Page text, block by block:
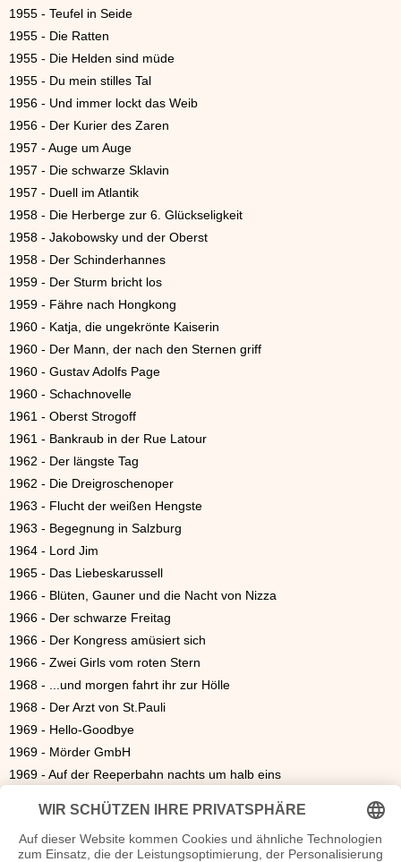
1955 - Teufel in Seide
1955 - Die Ratten
1955 - Die Helden sind müde
1955 - Du mein stilles Tal
1956 - Und immer lockt das Weib
1956 - Der Kurier des Zaren
1957 - Auge um Auge
1957 - Die schwarze Sklavin
1957 - Duell im Atlantik
1958 - Die Herberge zur 6. Glückseligkeit
1958 - Jakobowsky und der Oberst
1958 - Der Schinderhannes
1959 - Der Sturm bricht los
1959 - Fähre nach Hongkong
1960 - Katja, die ungekrönte Kaiserin
1960 - Der Mann, der nach den Sternen griff
1960 - Gustav Adolfs Page
1960 - Schachnovelle
1961 - Oberst Strogoff
1961 - Bankraub in der Rue Latour
1962 - Der längste Tag
1962 - Die Dreigroschenoper
1963 - Flucht der weißen Hengste
1963 - Begegnung in Salzburg
1964 - Lord Jim
1965 - Das Liebeskarussell
1966 - Blüten, Gauner und die Nacht von Nizza
1966 - Der schwarze Freitag
1966 - Der Kongress amüsiert sich
1966 - Zwei Girls vom roten Stern
1968 - ...und morgen fahrt ihr zur Hölle
1968 - Der Arzt von St.Pauli
1969 - Hello-Goodbye
1969 - Mörder GmbH
1969 - Auf der Reeperbahn nachts um halb eins
1969 - Die Schlacht an der Neretva
1970 - Engel der Gewalt